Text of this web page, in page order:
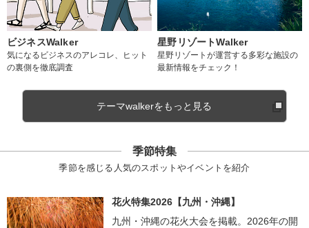
ビジネスWalker
気になるビジネスのアレコレ、ヒット
の裏側を徹底調査
星野リゾートWalker
星野リゾートが運営する多彩な施設の
最新情報をチェック！
テーマwalkerをもっと見る
季節特集
季節を感じる人気のスポットやイベントを紹介
花火特集2026【九州・沖縄】
九州・沖縄の花火大会を掲載。2026年の開